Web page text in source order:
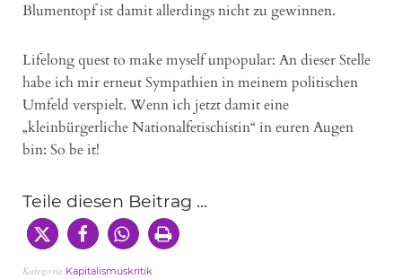
Blumentopf ist damit allerdings nicht zu gewinnen.
Lifelong quest to make myself unpopular: An dieser Stelle
habe ich mir erneut Sympathien in meinem politischen
Umfeld verspielt. Wenn ich jetzt damit eine
„kleinbürgerliche Nationalfetischistin“ in euren Augen
bin: So be it!
Teile diesen Beitrag ...
Kategorie Kapitalismuskritik